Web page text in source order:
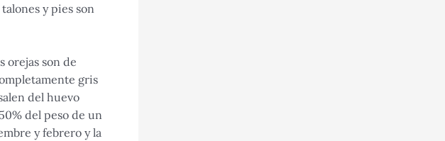
y pies son
orejas son de
gris
del huevo
del peso de un
y febrero y la